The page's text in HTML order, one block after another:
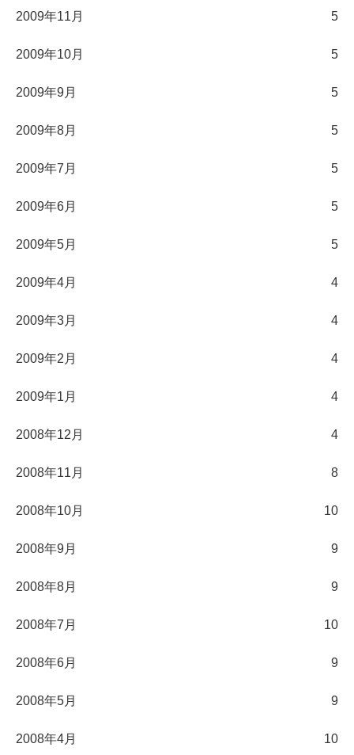
2009年11月 5
2009年10月 5
2009年9月 5
2009年8月 5
2009年7月 5
2009年6月 5
2009年5月 5
2009年4月 4
2009年3月 4
2009年2月 4
2009年1月 4
2008年12月 4
2008年11月 8
2008年10月 10
2008年9月 9
2008年8月 9
2008年7月 10
2008年6月 9
2008年5月 9
2008年4月 10